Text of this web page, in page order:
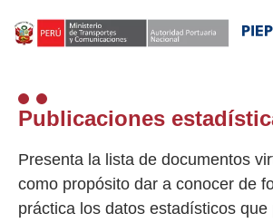
Publicaciones
Presenta la lista de documentos
como propósito dar a conocer de
práctica los datos estadísticos que